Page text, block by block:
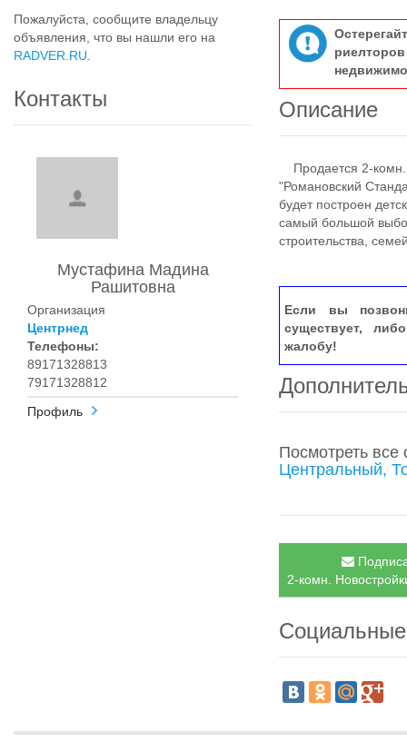
Пожалуйста, сообщите владельцу
объявления, что вы нашли его на
RADVER.RU
Контакты
Мустафина Мадина
Рашитовна
Организация
Центрнед
Телефоны:
89171328813
79171328812
Профиль
Описание
Продается 2-комн.
"Романовский
будет построен
самый большой
строительства,
Если вы
существует,
жалобу!
Посмотреть
Центральный,
2-комн.